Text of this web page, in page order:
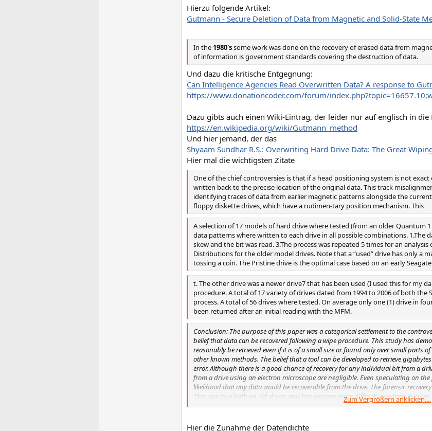
Hierzu folgende Artikel:
Gutmann - Secure Deletion of Data from Magnetic and Solid-State
In the 1980'ssome work was done on the recovery of erased data from
of information is government standards covering the destruction of data.
Und dazu die kritische Entgegnung:
Can Intelligence Agencies Read Overwritten Data? A response to
https://www.donationcoder.com/forum/
Dazu gibts auch einen Wiki-Eintrag, der leider nur auf englisch in die
https://en.wikipedia.org/wiki/Gutmann_method
Und hier jemand, der das
Shyaam Sundhar R.S.: Overwriting Hard Drive Data: The Great
Hier mal die wichtigsten Zitate
One of the chief controversies is that if a head positioning system is not
written back to the precise location of the original data. This track
identifying traces of data from earlier magnetic patterns alongside the
floppy diskette drives, which have a rudimen-tary position mechanism. This
A selection of 17 models of hard drive where tested (from an older Quantum
data patterns where written to each drive in all possible combinations. 1.The
skew and the bit was read. 3.The process was repeated 5 times for an
Distributions for the older model drives. Note that a “used” drive has only a
tossing a coin. The Pristine drive is the optimal case based on an early
t. The other drive was a newer drive7 that has been used (I used this for my
procedure. A total of 17 variety of drives dated from 1994 to 2006 of both the
process. A total of 56 drives where tested. On average only one (1) drive in
been returned after an initial reading with the MFM.
Conclusion: The purpose of this paper was a categorical settlement to the
belief that data can be recovered following a wipe procedure. This study has
reasonably be retrieved even if it is of a small size or found only over small parts
other known methods. The belief that a tool can be developed to retrieve
error. Although there is a good chance of recovery for any individual bit from a
from a drive using an electron microscope are negligible. Even speculating on
likelihood that any data would be recoverable from the drive. The forensic
This was true both on old drives and has become more difficult over time.
and then wiped on a raw unused drive for there to be any hope of any level of
copies and general use that overwrites data areas negates any chance of data
Zum Vergrößern anklicken....
Hier die Zunahme der Datendichte